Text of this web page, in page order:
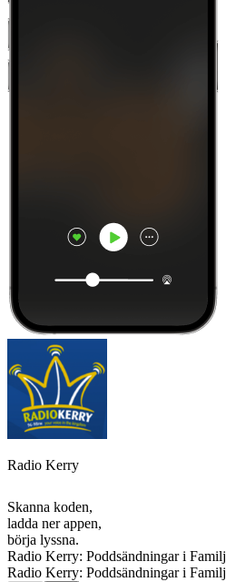
Radio Kerry
Skanna koden,
ladda ner appen,
börja lyssna.
Radio Kerry: Poddsändningar i Familj
Radio Kerry: Poddsändningar i Familj